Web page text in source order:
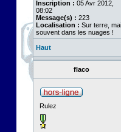
Inscription : 05 Avr 2012,
08:02
Message(s) : 223
Localisation : Sur terre,
souvent dans les nuages !
Haut
flaco
Rulez